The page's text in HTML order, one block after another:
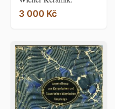
3 000 Kč